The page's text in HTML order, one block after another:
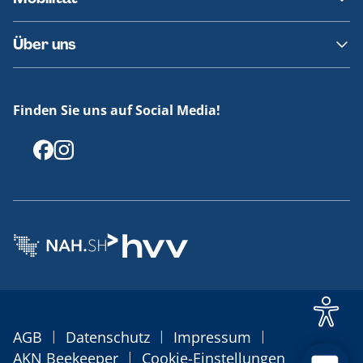
Fundsachen
Häufige Fragen
Barrierefreies Reisen
Erklärung Barrierefreiheit
Über uns
Offenlegungen
Finden Sie uns auf Social Media!
AGB | Datenschutz | Impressum |
AKN Beekeeper | Cookie-Einstellungen